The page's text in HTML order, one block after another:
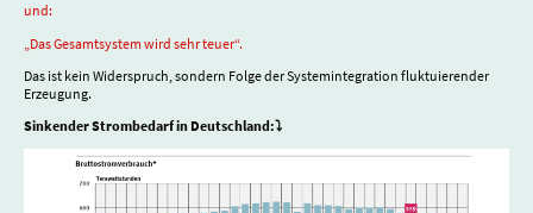
und:
„Das Gesamtsystem wird sehr teuer“.
Das ist kein Widerspruch, sondern Folge der Systemintegration fluktuierender
Erzeugung.
Sinkender Strombedarf in Deutschland:⤵️